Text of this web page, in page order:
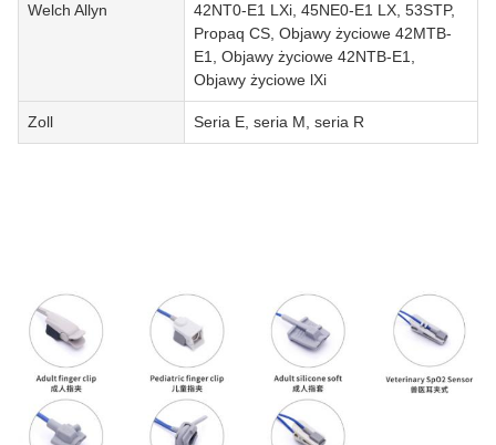
Welch Allyn
42NT0-E1 LXi, 45NE0-E1 LX, 53STP,
Propaq CS, Objawy życiowe 42MTB-
E1, Objawy życiowe 42NTB-E1,
Objawy życiowe lXi
Zoll Seria E, seria M, seria R